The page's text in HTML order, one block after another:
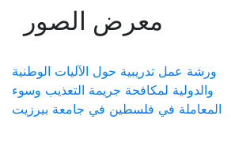
معرض الصور
ورشة عمل تدريبية حول الآليات الوطنية
والدولية لمكافحة جريمة التعذيب وسوء
المعاملة في فلسطين في جامعة بيرزيت